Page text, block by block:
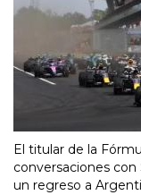
El titular de la
conversaciones
un regreso a